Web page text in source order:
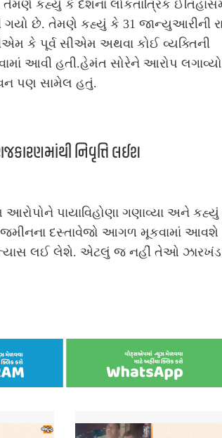
તેમણે કહ્યું કે દેશના લોકતાંત્રિક
છે. તેમણે કહ્યું કે 31 જાન્યુઆરીની
કે પૂર્વ સીએમ અથવા કોઈ વ્યક્તિની
આવી હતી.હેમંત સોરેને આરોપ
પણ સામેલ હતું.
નિવૃત્તિ લઈશ
આરોપોને પાયાવિહોણા ગણાવ્યા અને
જમીનના દસ્તાવેજો આગળ મૂકવામાં આવશે
લઈ લેશે. એટલું જ નહીં તેઓ ઝારખંડ